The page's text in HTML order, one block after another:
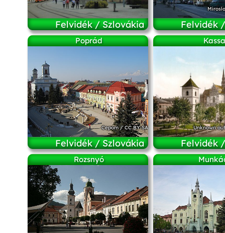
Felvidék / Szlovákia Felvidék
Poprád
Cepom/CC BY-SA
Felvidék / Szlovákia
Kassa
Unknown
Felvidék
Rozsnyó